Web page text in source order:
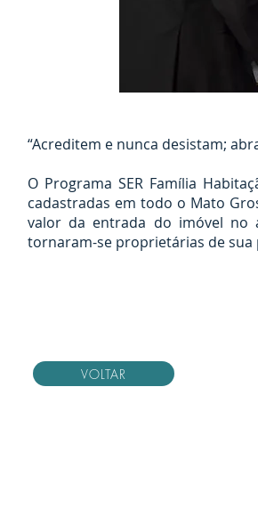
“Acreditem e nunca desistam;
O Programa SER Família
cadastradas em todo o Mato
valor da entrada do imóvel no
tornaram-se proprietárias de
VOLTAR